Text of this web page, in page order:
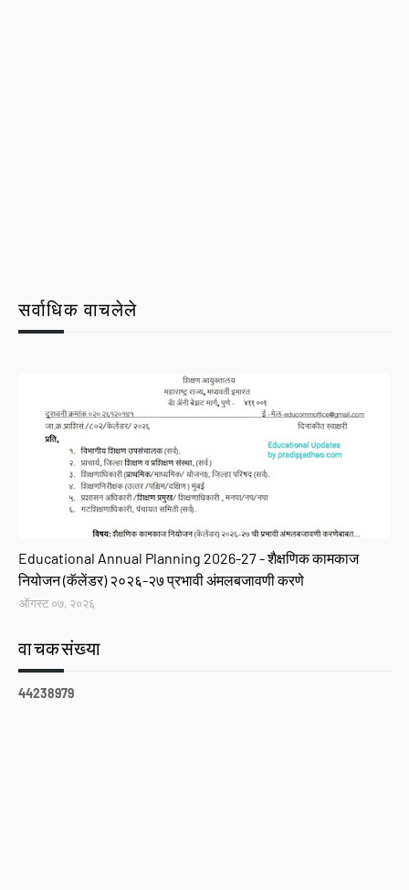
सर्वाधिक वाचलेले
Educational Annual Planning 2026-27 - शैक्षणिक कामकाज
नियोजन (कॅलेंडर) २०२६-२७ प्रभावी अंमलबजावणी करणे
ऑगस्ट ०७, २०२६
वाचकसंख्या
44238979